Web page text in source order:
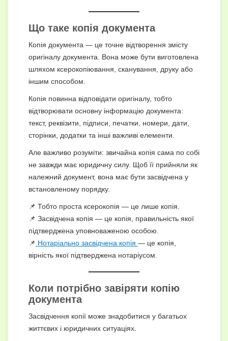
Що таке копія документа
Копія документа — це точне відтворення змісту
оригіналу документа. Вона може бути виготовлена
шляхом ксерокопіювання, сканування, друку або
іншим способом.
Копія повинна відповідати оригіналу, тобто
відтворювати основну інформацію документа:
текст, реквізити, підписи, печатки, номери, дати,
сторінки, додатки та інші важливі елементи.
Але важливо розуміти: звичайна копія сама по собі
не завжди має юридичну силу. Щоб її прийняли як
належний документ, вона має бути засвідчена у
встановленому порядку.
📌 Тобто проста ксерокопія — це лише копія.
📌 Засвідчена копія — це копія, правильність якої
підтверджена уповноваженою особою.
📌 Нотаріально засвідчена копія — це копія,
вірність якої підтверджена нотаріусом.
Коли потрібно завіряти копію
документа
Засвідчення копії може знадобитися у багатьох
життєвих і юридичних ситуаціях.